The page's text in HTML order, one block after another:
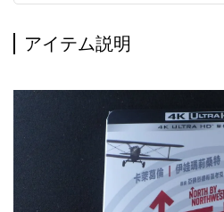
アイテム説明